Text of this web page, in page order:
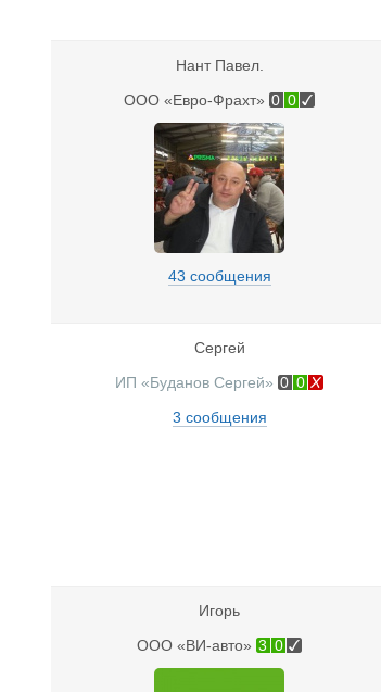
Нант Павел.
ООО «Евро-Фрахт» 0 0
43 сообщения
Сергей
ИП «Буданов Сергей» 0 0
3 сообщения
Игорь
ООО «ВИ-авто» 3 0